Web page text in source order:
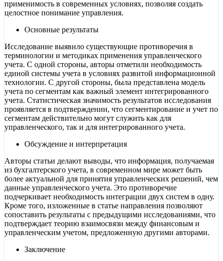
применимость в современных условиях, позволяя создать
целостное понимание управления.
Основные результаты
Исследование выявило существующие противоречия в
терминологии и методиках применения управленческого
учета. С одной стороны, авторы отметили необходимость
единой системы учета в условиях развитой информационной
технологии. С другой стороны, была представлена модель
учета по сегментам как важный элемент интегрированного
учета. Статистическая значимость результатов исследования
проявляется в подтверждении, что сегментирование и учет по
сегментам действительно могут служить как для
управленческого, так и для интегрированного учета.
Обсуждение и интерпретация
Авторы статьи делают выводы, что информация, получаемая
из бухгалтерского учета, в современном мире может быть
более актуальной для принятия управленческих решений, чем
данные управленческого учета. Это противоречие
подчеркивает необходимость интеграции двух систем в одну.
Кроме того, изложенные в статье направления позволяют
сопоставить результаты с предыдущими исследованиями, что
подтверждает теорию взаимосвязи между финансовым и
управленческим учетом, предложенную другими авторами.
Заключение